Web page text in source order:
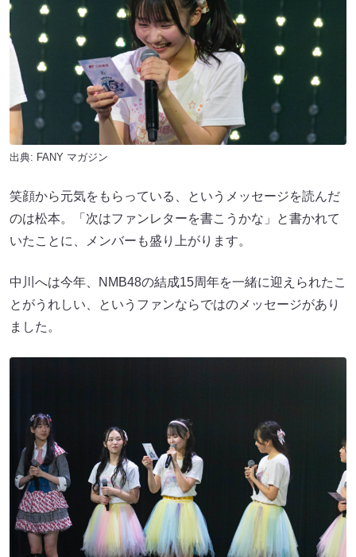
出典: FANY マガジン
笑顔から元気をもらっている、というメッセージを読んだ
のは松本。「次はファンレターを書こうかな」と書かれて
いたことに、メンバーも盛り上がります。
中川へは今年、NMB48の結成15周年を一緒に迎えられたこ
とがうれしい、というファンならではのメッセージがあり
ました。